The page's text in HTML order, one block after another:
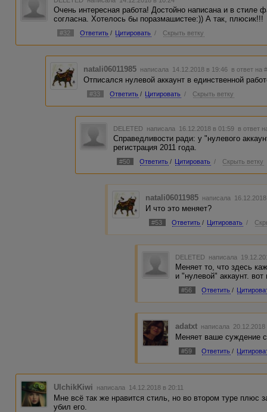
Очень интересная работа! Достойно написана и в стиле
согласна. Хотелось бы поразмашистее:)) А так, плюсик!!!
#32 Ответить / Цитировать / Скрыть ветку
natali06011985 написала 14.12.2018 в 19:46 в ответ на
Отписался нулевой аккаунт в единственной
#33 Ответить / Цитировать / Скрыть ветку
DELETED написала 16.12.2018 в 01:59 в ответ
Справедливости ради: у "нулевого
регистрация 2011 года.
#50 Ответить / Цитировать / Скрыть ветку
natali06011985 написала
И что это меняет?
#53 Ответить / Цитировать /
DELETED написала
Меняет то, что здесь
и "нулевой" аккаунт.
#56 Ответить /
adatxt написала
Меняет ваше суждение
#59 Ответить /
UlchikKiwi написала 14.12.2018 в 20:11
Мне всё так же нравится стиль, но во втором туре плюс
убил его.